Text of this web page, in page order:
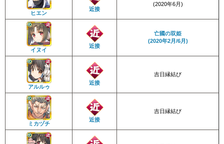
ヒエン
近接
(2020年6月)
イヌイ
近接
亡國の双姫
(2020年2月/6月)
アルルゥ
近接
吉日縁結び
ミカヅチ
近接
吉日縁結び